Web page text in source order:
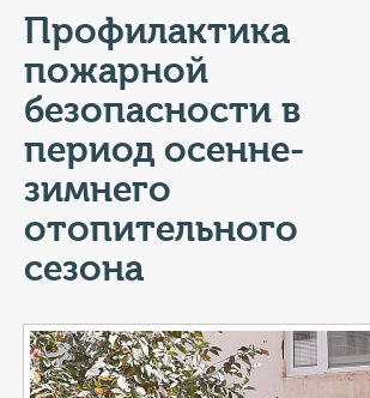
ТУРИСТАМ
КОНТАКТЫ
ГЕРОИ Z
КАТАЛОГ УСЛУГ
Профилактика
пожарной
безопасности в
период осенне-
зимнего
отопительного
сезона